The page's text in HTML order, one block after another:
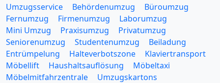
Umzugsservice Behördenumzug
Büroumzug
Fernumzug
Firmenumzug
Laborumzug
Mini Umzug
Praxisumzug
Privatumzug
Seniorenumzug
Studentenumzug
Beiladung
Entrümpelung
Halteverbotszone
Klaviertransport
Möbellift
Haushaltsauflösung
Möbeltaxi
Möbelmitfahrzentrale
Umzugskartons